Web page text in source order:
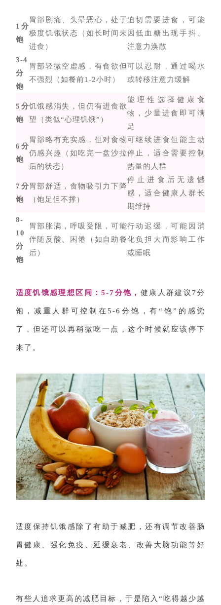
1分
饱
胃部剧痛、头晕恶心，处于
极度饥饿状态（如长时间未
进食）
迫切需要进食，可能
因低血糖出现手抖、
注意力涣散
3-4
分
饱
胃部轻微空虚感，有食欲但
不强烈（如餐前1-2小时）
可以忍耐，通过喝水
或转移注意力缓解
5分
饱
饥饿感消失，但仍有进食欲
望（类似“心理饥饿”）
能理性选择健康食
物，少量进食即可满
足
6分
饱
胃部略有充实感，但对食物
仍感兴趣（如吃完一盘沙拉
后的状态）
可继续进食但能主动
停止，适合需要控制
热量的人群
7分
饱
胃部舒适，食物吸引力下降
（饱足但不撑）
停止进食后无遗憾
感，适合健康人群长
期维持
8-
10
分
饱
胃部胀满，呼吸受限，可能
伴随反酸、困倦（如自助餐
后）
行动迟缓，可能因消
化负担大而影响工作
或睡眠
适度饥饿感理想区间：5-7分饱， 健康人群建议7分
饱，减重人群可控制在5-6分饱，有“饱”的感觉
了，但还可以再稍微吃一点，这个时候就应该停下
来了。
适度保持饥饿感除了有助于减肥，还有调节改善肠
胃健康、强化免疫、延缓衰老、改善大脑功能等好
处。
有些人追求更高的减肥目标，于是陷入“吃得越少越